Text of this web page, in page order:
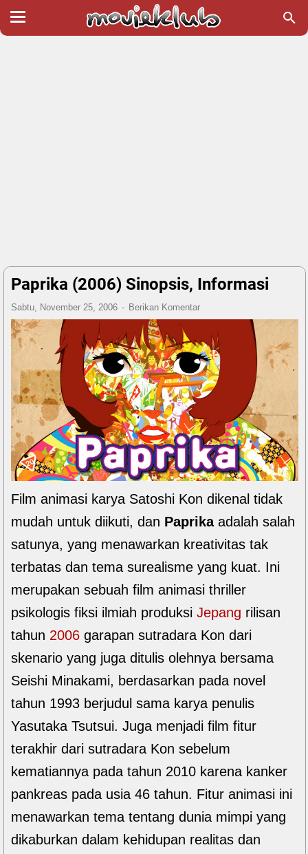
Paprika (2006) Sinopsis, Informasi
Sabtu, November 25, 2006 Berikan Komentar
Film animasi karya Satoshi Kon dikenal tidak
mudah untuk diikuti, dan Paprikaadalah salah
satunya, yang menawarkan kreativitas tak
terbatas dan tema surealisme yang kuat. Ini
merupakan sebuah film animasi thriller
psikologis fiksi ilmiah produksi Jepang rilisan
tahun 2006 garapan sutradara Kon dari
skenario yang juga ditulis olehnya bersama
Seishi Minakami, berdasarkan pada novel
tahun 1993 berjudul sama karya penulis
Yasutaka Tsutsui. Juga menjadi film fitur
terakhir dari sutradara Kon sebelum
kematiannya pada tahun 2010 karena kanker
pankreas pada usia 46 tahun. Fitur animasi ini
menawarkan tema tentang dunia mimpi yang
dikaburkan dalam kehidupan realitas dan